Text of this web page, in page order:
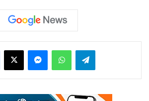
প্রবীণ মানুষদের স্বপ্নের অতীত। সেটাই
প্রদেশ কংগ্রেস সভাপতি সোমেন মিত্রর
চেয়ারম্যান বিমান বসু হাজির হলেন
বিধান ভবনে। হাজির হলেন একে একে
দলের নেতারাও।